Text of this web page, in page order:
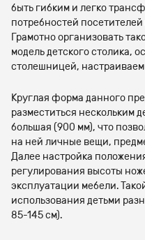
быть гибким и легко
потребностей
Грамотно организовать
модель детского столика,
столешницей,
Круглая форма данного
разместиться нескольким
большая (900 мм), что
на ней личные вещи,
Далее настройка
регулирования высоты
эксплуатации мебели.
использования детьми
85-145 см).